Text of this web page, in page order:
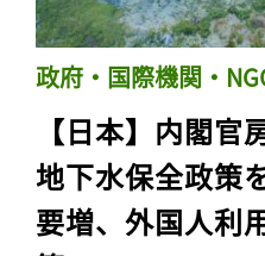
政府・国際機関・
【日本】内閣官
地下水保全政策
要増、外国人利